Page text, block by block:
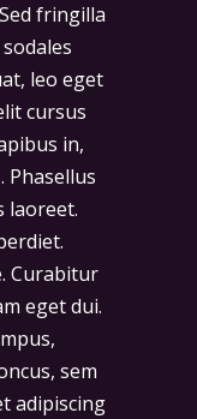
fringilla
leo eget
cursus
in,
Phasellus
laoreet.
Curabitur
eget dui.
sem
adipiscing